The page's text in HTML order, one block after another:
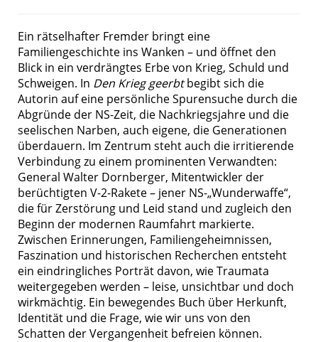
Ein rätselhafter Fremder bringt eine
Familiengeschichte ins Wanken – und öffnet den
Blick in ein verdrängtes Erbe von Krieg, Schuld und
Schweigen. In Den Krieg geerbtbegibt sich die
Autorin auf eine persönliche Spurensuche durch die
Abgründe der NS-Zeit, die Nachkriegsjahre und die
seelischen Narben, auch eigene, die Generationen
überdauern. Im Zentrum steht auch die irritierende
Verbindung zu einem prominenten Verwandten:
General Walter Dornberger, Mitentwickler der
berüchtigten V-2-Rakete – jener NS-„Wunderwaffe“,
die für Zerstörung und Leid stand und zugleich den
Beginn der modernen Raumfahrt markierte.
Zwischen Erinnerungen, Familiengeheimnissen,
Faszination und historischen Recherchen entsteht
ein eindringliches Porträt davon, wie Traumata
weitergegeben werden – leise, unsichtbar und doch
wirkmächtig. Ein bewegendes Buch über Herkunft,
Identität und die Frage, wie wir uns von den
Schatten der Vergangenheit befreien können.